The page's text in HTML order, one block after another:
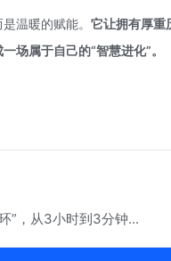
温暖的赋能。它让拥有厚重
场属于自己的“智慧进化”。
”，从3小时到3分钟...